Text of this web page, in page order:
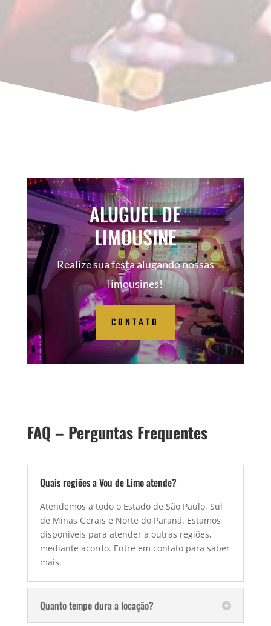
ALUGUEL DE
LIMOUSINE
Realize sua festa alugando nossas
limousines!
CONTATO
FAQ – Perguntas Frequentes
Quais regiões a Vou de Limo atende?
Atendemos a todo o Estado de São Paulo, Sul
de Minas Gerais e Norte do Paraná. Estamos
disponíveis para atender a outras regiões,
mediante acordo. Entre em contato para saber
mais.
Quanto tempo dura a locação?